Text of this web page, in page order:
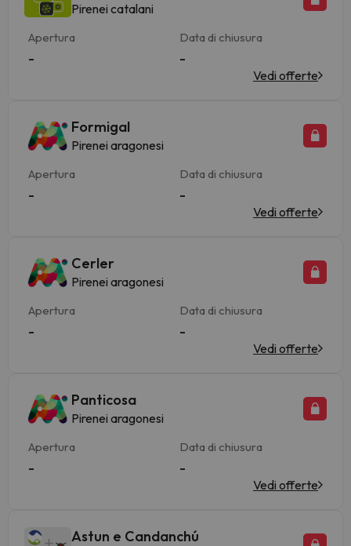
Pirenei catalani
Apertura
-
Data di chiusura
-
Vedi offerte
Formigal
Pirenei aragonesi
Apertura
-
Data di chiusura
-
Vedi offerte
Cerler
Pirenei aragonesi
Apertura
-
Data di chiusura
-
Vedi offerte
Panticosa
Pirenei aragonesi
Apertura
-
Data di chiusura
-
Vedi offerte
Astun e Candanchú